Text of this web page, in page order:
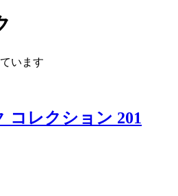
います
コレクション 201